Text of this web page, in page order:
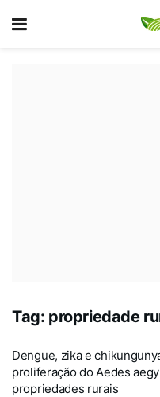
Tag: propriedade
Dengue, zika e
proliferação do Aedes
propriedades rurais